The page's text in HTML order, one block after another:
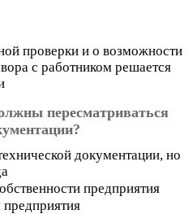
проверки и о возможности
с работником решается
пересматриваться
документации, но
предприятия